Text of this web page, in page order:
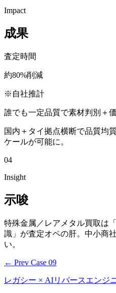
Impact
成果
査定時間
約80%削減
※ 自社推計
誰でも一定品質で素材判別＋
国内＋タイ拠点横断で品質均
ケールが可能に。
04
Insight
示唆
特殊金属／レアメタル買取は
識」が査定オペの肝。中小商
い。
← Prev Case 09
レガシー × AIリバースエンジ